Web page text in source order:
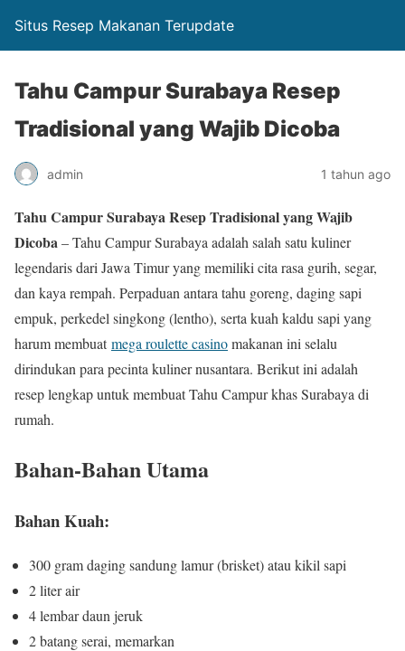
Situs Resep Makanan Terupdate
Tahu Campur Surabaya Resep
Tradisional yang Wajib Dicoba
admin 1 tahun ago
Tahu Campur Surabaya Resep Tradisional yang Wajib
Dicoba– Tahu Campur Surabaya adalah salah satu kuliner
legendaris dari Jawa Timur yang memiliki cita rasa gurih, segar,
dan kaya rempah. Perpaduan antara tahu goreng, daging sapi
empuk, perkedel singkong (lentho), serta kuah kaldu sapi yang
harum membuatmega roulette casinomakanan ini selalu
dirindukan para pecinta kuliner nusantara. Berikut ini adalah
resep lengkap untuk membuat Tahu Campur khas Surabaya di
rumah.
Bahan-Bahan Utama
Bahan Kuah:
300 gram daging sandung lamur (brisket) atau kikil sapi
2 liter air
4 lembar daun jeruk
2 batang serai, memarkan